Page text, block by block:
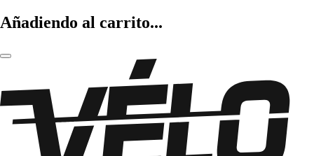
Añadiendo al carrito...